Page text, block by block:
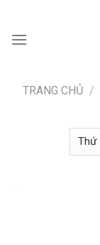
content
TRANG CHỦ /